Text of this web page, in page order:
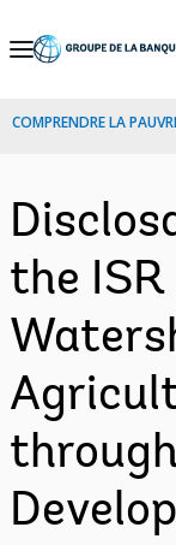
Skip
Navigation
COMPRENDRE LA
the